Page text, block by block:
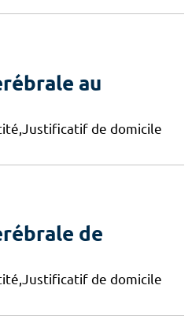
au
de domicile
de
de domicile